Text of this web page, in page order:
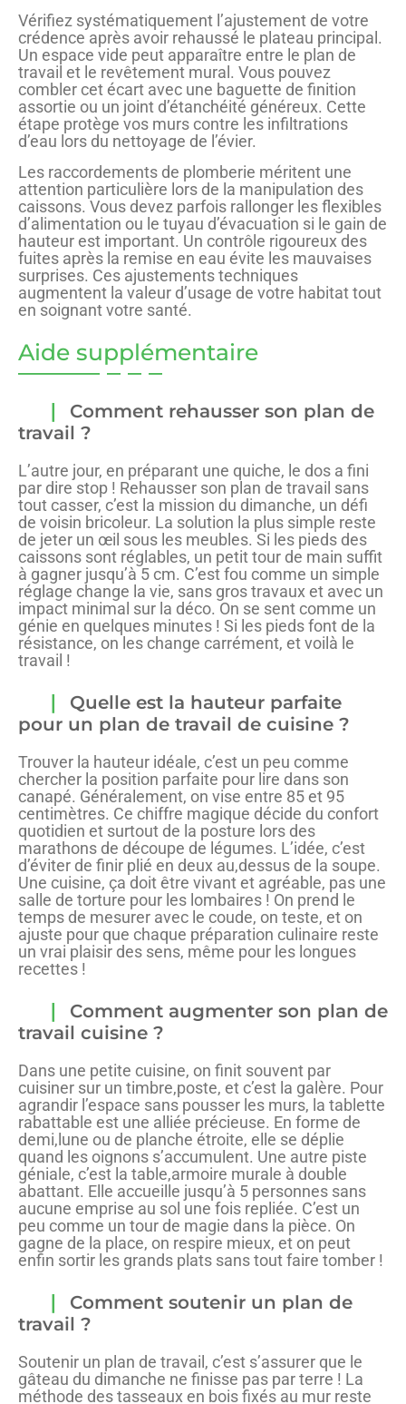
Vérifiez systématiquement l’ajustement de votre
crédence après avoir rehaussé le plateau principal.
Un espace vide peut apparaître entre le plan de
travail et le revêtement mural. Vous pouvez
combler cet écart avec une baguette de finition
assortie ou un joint d’étanchéité généreux. Cette
étape protège vos murs contre les infiltrations
d’eau lors du nettoyage de l’évier.
Les raccordements de plomberie méritent une
attention particulière lors de la manipulation des
caissons. Vous devez parfois rallonger les flexibles
d’alimentation ou le tuyau d’évacuation si le gain de
hauteur est important. Un contrôle rigoureux des
fuites après la remise en eau évite les mauvaises
surprises. Ces ajustements techniques
augmentent la valeur d’usage de votre habitat tout
en soignant votre santé.
Aide supplémentaire
Comment rehausser son plan de
travail ?
L’autre jour, en préparant une quiche, le dos a fini
par dire stop ! Rehausser son plan de travail sans
tout casser, c’est la mission du dimanche, un défi
de voisin bricoleur. La solution la plus simple reste
de jeter un œil sous les meubles. Si les pieds des
caissons sont réglables, un petit tour de main suffit
à gagner jusqu’à 5 cm. C’est fou comme un simple
réglage change la vie, sans gros travaux et avec un
impact minimal sur la déco. On se sent comme un
génie en quelques minutes ! Si les pieds font de la
résistance, on les change carrément, et voilà le
travail !
Quelle est la hauteur parfaite
pour un plan de travail de cuisine ?
Trouver la hauteur idéale, c’est un peu comme
chercher la position parfaite pour lire dans son
canapé. Généralement, on vise entre 85 et 95
centimètres. Ce chiffre magique décide du confort
quotidien et surtout de la posture lors des
marathons de découpe de légumes. L’idée, c’est
d’éviter de finir plié en deux au,dessus de la soupe.
Une cuisine, ça doit être vivant et agréable, pas une
salle de torture pour les lombaires ! On prend le
temps de mesurer avec le coude, on teste, et on
ajuste pour que chaque préparation culinaire reste
un vrai plaisir des sens, même pour les longues
recettes !
Comment augmenter son plan de
travail cuisine ?
Dans une petite cuisine, on finit souvent par
cuisiner sur un timbre,poste, et c’est la galère. Pour
agrandir l’espace sans pousser les murs, la tablette
rabattable est une alliée précieuse. En forme de
demi,lune ou de planche étroite, elle se déplie
quand les oignons s’accumulent. Une autre piste
géniale, c’est la table,armoire murale à double
abattant. Elle accueille jusqu’à 5 personnes sans
aucune emprise au sol une fois repliée. C’est un
peu comme un tour de magie dans la pièce. On
gagne de la place, on respire mieux, et on peut
enfin sortir les grands plats sans tout faire tomber !
Comment soutenir un plan de
travail ?
Soutenir un plan de travail, c’est s’assurer que le
gâteau du dimanche ne finisse pas par terre ! La
méthode des tasseaux en bois fixés au mur reste